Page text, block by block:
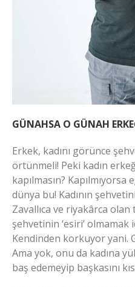
GÜNAHSA O GÜNAH
Erkek, kadını görünce
örtünmeli! Peki kadın
kapılmasın?
dünya bu! Kadının
Zavallıca ve riyakârca
şehvetinin ‘esiri’ olmamak
Kendinden korkuyor yani.
Ama yok, onu da kadına
baş edemeyip başkasını